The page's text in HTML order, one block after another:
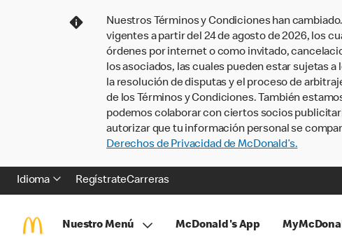
Nuestros Términos y Condiciones han
vigentes a partir del 24 de agosto de 2026, los
órdenes por internet o como invitado,
los asociados, las cuales pueden estar sujetas
la resolución de disputas y el proceso de
de los Términos y Condiciones. También
podemos colaborar con ciertos socios
autorizar que tu información personal se
Derechos de Privacidad de McDonald’s.
Idioma RegístrateCarreras
Nuestro Menú McDonald's App